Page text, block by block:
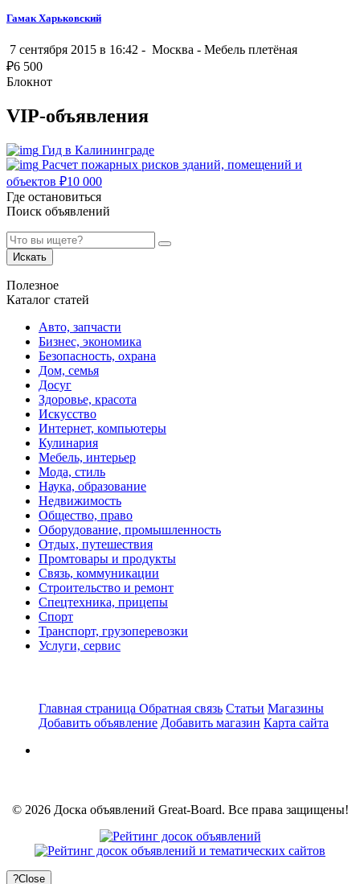
Гамак Харьковский
7 сентября 2015 в 16:42 - Москва - Мебель плетёная
₽6 500
Блокнот
VIP-объявления
Гид в Калининграде
Расчет пожарных рисков зданий, помещений и
объектов ₽10 000
Где остановиться
Поиск объявлений
Искать
Полезное
Каталог статей
Авто, запчасти
Бизнес, экономика
Безопасность, охрана
Дом, семья
Досуг
Здоровье, красота
Искусство
Интернет, компьютеры
Кулинария
Мебель, интерьер
Мода, стиль
Наука, образование
Недвижимость
Общество, право
Оборудование, промышленность
Отдых, путешествия
Промтовары и продукты
Связь, коммуникации
Строительство и ремонт
Спецтехника, прицепы
Спорт
Транспорт, грузоперевозки
Услуги, сервис
Главная страница Обратная связь Статьи Магазины
Добавить объявление Добавить магазин Карта сайта
© 2026 Доска объявлений Great-Board. Все права защищены!
?Close